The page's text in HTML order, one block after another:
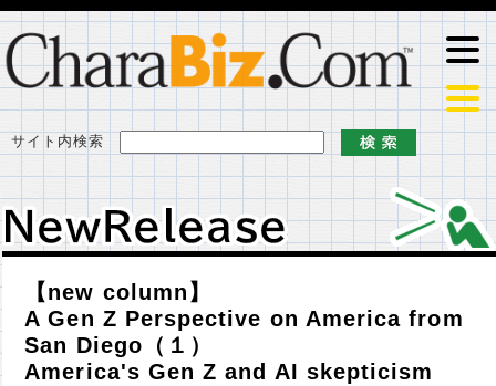
サイト内検索
ＮｅｗＲｅｌｅａｓｅ
ＮｅｗＲｅｌｅａｓｅ
【new column】
A Gen Z Perspective on America from
San Diego（１）
America's Gen Z and AI skepticism